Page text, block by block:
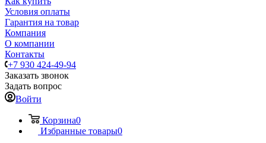
Условия оплаты
Гарантия на товар
Компания
О компании
Контакты
+7 930 424-49-94
Заказать звонок
Задать вопрос
Войти
Корзина0
Избранные товары0